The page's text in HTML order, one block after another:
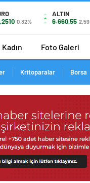
0.32%
ALTIN
6.660,55 2,59
Kadın Foto Galeri
Kritoparalar Borsa